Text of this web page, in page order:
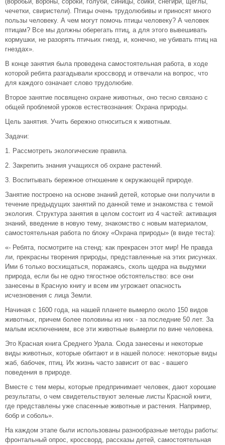
чечетки, свиристели). Птицы очень трудолюбивы и приносят много
пользы человеку. А чем могут помочь птицы человеку? А человек
птицам? Все мы должны оберегать птиц, а для этого вывешивать
кормушки, не разорять птичьих гнезд, и, конечно, не убивать птиц на
гнездах».
В конце занятия была проведена самостоятельная работа, в ходе
которой ребята разгадывали кроссворд и отвечали на вопрос, что
для каждого означает слово трудолюбие.
Второе занятие посвящено охране животных, оно тесно связано с
общей проблемой уроков естествознания: Охрана природы.
Цель занятия. Учить бережно относиться к животным.
Задачи:
1. Рассмотреть экологические правила.
2. Закрепить знания учащихся об охране растений.
3. Воспитывать бережное отношение к окружающей природе.
Занятие построено на основе знаний детей, которые они получили в
течение предыдущих занятий по данной теме и знакомства с темой
экология. Структура занятия в целом состоит из 4 частей: активация
знаний, введение в новую тему, знакомство с новым материалом,
самостоятельная работа по блоку «Охрана природы» (в виде теста):
«- Ребята, посмотрите на стенд: как прекрасен этот мир! Не правда
ли, прекрасны творения природы, представленные на этих рисунках.
Ими б только восхищаться, поражаясь, сколь щедра на выдумки
природа, если бы не одно тягостное обстоятельство: все они
занесены в Красную книгу и всем им угрожает опасность
исчезновения с лица Земли.
Начиная с 1600 года, на нашей планете вымерло около 150 видов
животных, причем более половины из них - за последние 50 лет. За
малым исключением, все эти животные вымерли по вине человека.
Это Красная книга Среднего Урала. Сюда занесены и некоторые
виды животных, которые обитают и в нашей полосе: некоторые виды
жаб, бабочек, птиц. Их жизнь часто зависит от вас - вашего
поведения в природе.
Вместе с тем меры, которые предпринимает человек, дают хорошие
результаты, о чем свидетельствуют зеленые листы Красной книги,
где представлены уже спасенные животные и растения. Например,
бобр и соболь».
На каждом этапе были использованы разнообразные методы работы:
фронтальный опрос, кроссворд, рассказы детей, самостоятельная